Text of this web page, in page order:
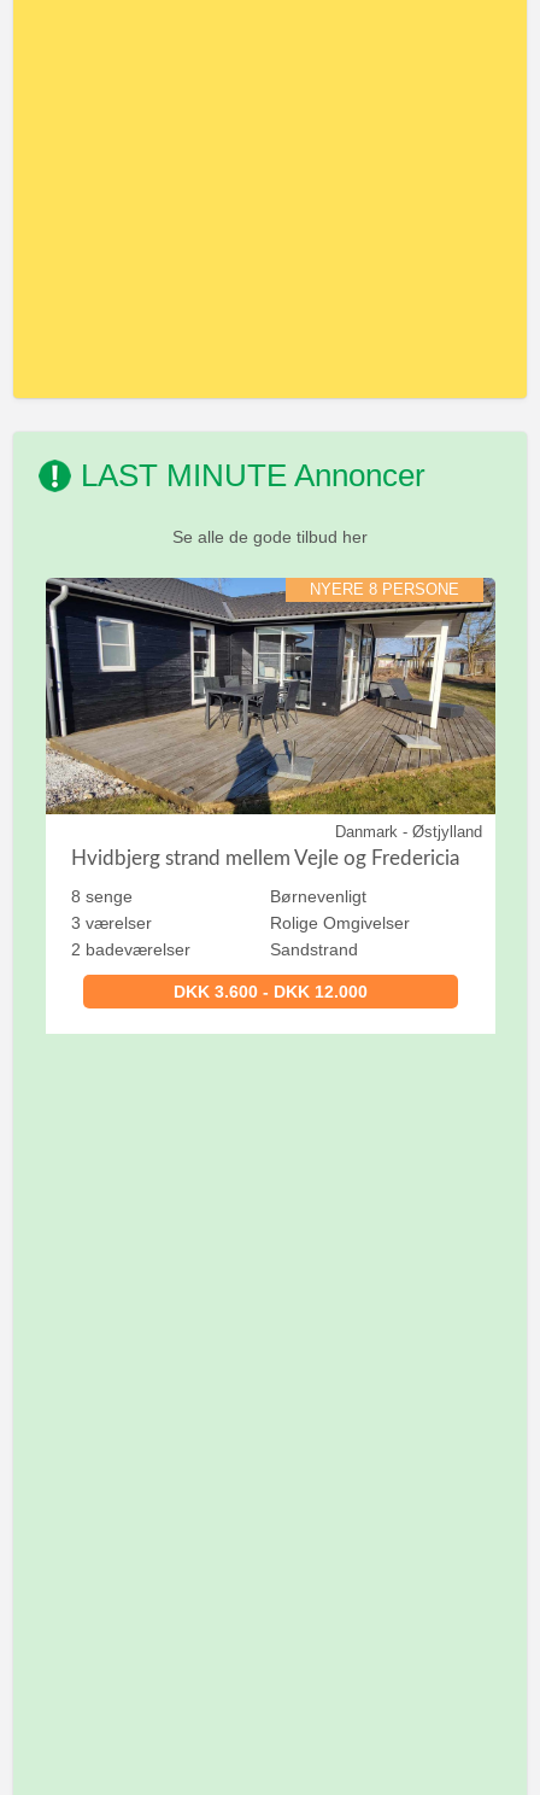
LAST MINUTE Annoncer
Se alle de gode tilbud her
NYERE 8 PERSONE
Danmark - Østjylland
Hvidbjerg strand mellem Vejle og Fredericia
8 senge
3 værelser
2 badeværelser
Børnevenligt
Rolige Omgivelser
Sandstrand
DKK 3.600 - DKK 12.000